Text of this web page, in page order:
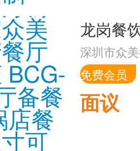
深圳市众
免费会员
面议